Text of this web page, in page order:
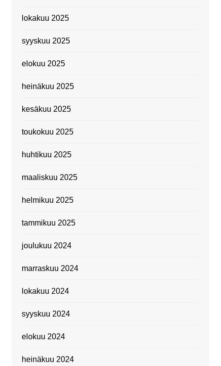
lokakuu 2025
syyskuu 2025
elokuu 2025
heinäkuu 2025
kesäkuu 2025
toukokuu 2025
huhtikuu 2025
maaliskuu 2025
helmikuu 2025
tammikuu 2025
joulukuu 2024
marraskuu 2024
lokakuu 2024
syyskuu 2024
elokuu 2024
heinäkuu 2024